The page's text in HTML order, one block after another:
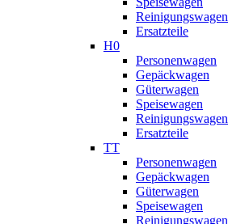
Reinigungswagen
Ersatzteile
H0
Personenwagen
Gepäckwagen
Güterwagen
Speisewagen
Reinigungswagen
Ersatzteile
TT
Personenwagen
Gepäckwagen
Güterwagen
Speisewagen
Reinigungswagen